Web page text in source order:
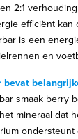
2:1
efficiënt
is een
en
bevat
smaak berry
mineraal dat